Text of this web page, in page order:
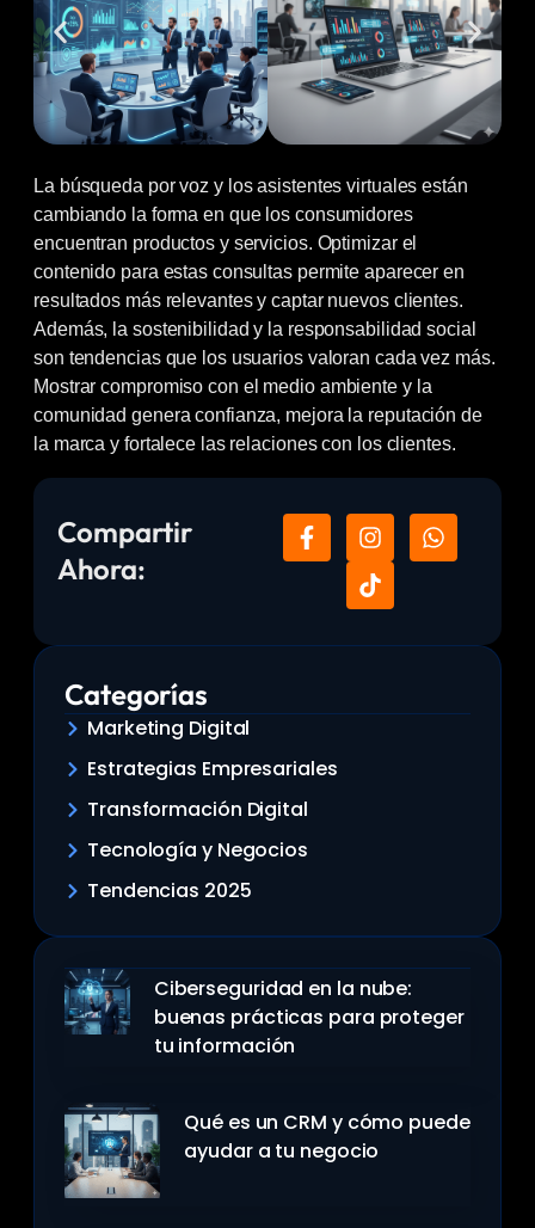
La búsqueda por voz y los asistentes virtuales están
cambiando la forma en que los consumidores
encuentran productos y servicios. Optimizar el
contenido para estas consultas permite aparecer en
resultados más relevantes y captar nuevos clientes.
Además, la sostenibilidad y la responsabilidad social
son tendencias que los usuarios valoran cada vez más.
Mostrar compromiso con el medio ambiente y la
comunidad genera confianza, mejora la reputación de
la marca y fortalece las relaciones con los clientes.
Compartir
Ahora:
Categorías
Marketing Digital
Estrategias Empresariales
Transformación Digital
Tecnología y Negocios
Tendencias 2025
Ciberseguridad en la nube:
buenas prácticas para proteger
tu información
Qué es un CRM y cómo puede
ayudar a tu negocio